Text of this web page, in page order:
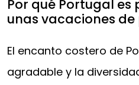
Por qué Portugal
unas vacaciones de
El encanto costero de
agradable y la